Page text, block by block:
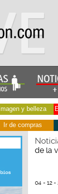
Imagen y belleza
Ir de compras
de la
04 - 12 -